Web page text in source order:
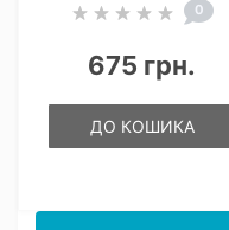
0
675 грн.
ДО КОШИКА